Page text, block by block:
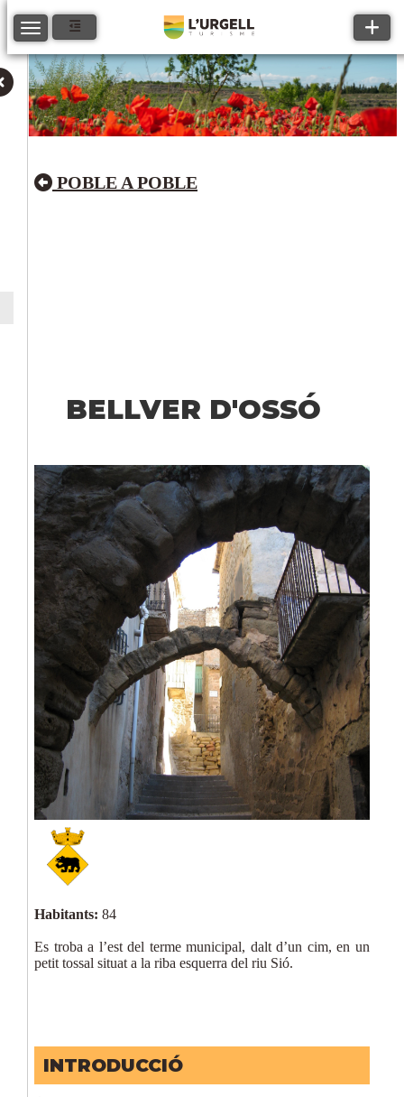
Toggle navigation
POBLE A POBLE
BELLVER D'OSSÓ
Habitants: 84
Es troba a l’est del terme municipal, dalt d’un cim, en un
petit tossal situat a la riba esquerra del riu Sió.
INTRODUCCIÓ